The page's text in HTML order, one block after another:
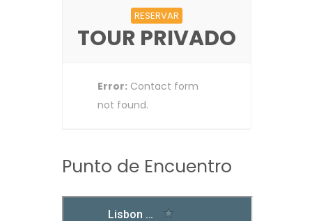
RESERVAR
TOUR PRIVADO
Error: Contact form
not found.
Punto de Encuentro